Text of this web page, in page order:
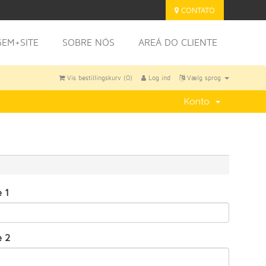
CONTATO
SOBRE NÓS AREÁ DO CLIENTE
Vælg sprog
Log ind
Vis bestillingskurv (0)
Konto
1
2